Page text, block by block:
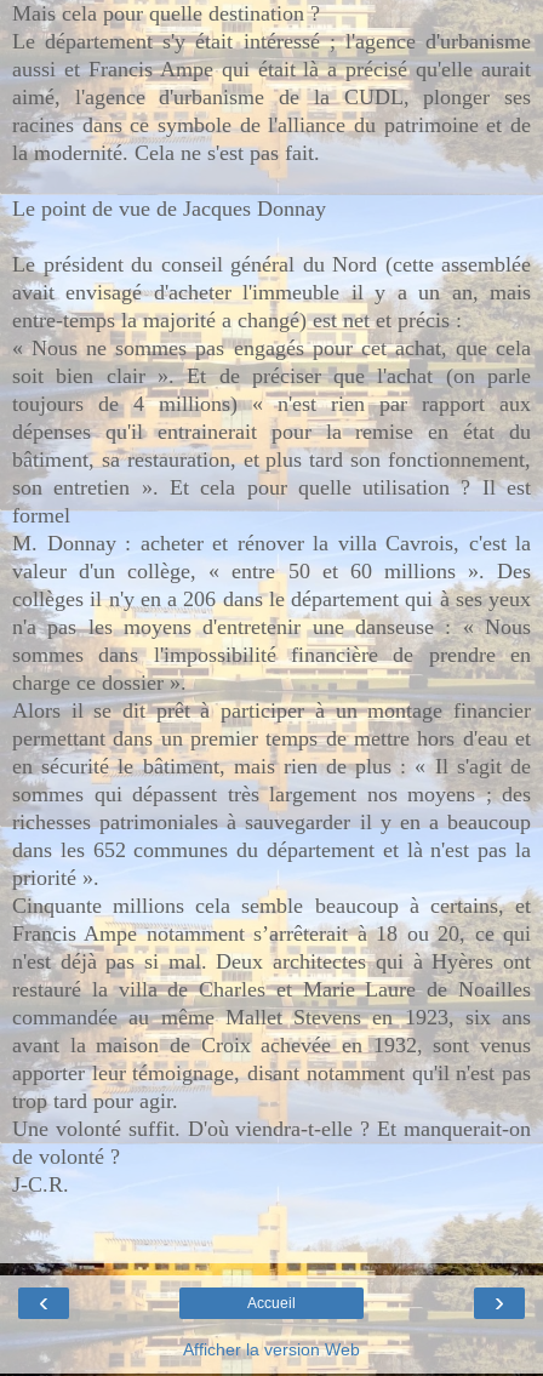
Mais cela pour quelle destination ?
Le département s'y était intéressé ; l'agence d'urbanisme
aussi et Francis Ampe qui était là a précisé qu'elle aurait
aimé, l'agence d'urbanisme de la CUDL, plonger ses
racines dans ce symbole de l'alliance du patrimoine et de
la modernité. Cela ne s'est pas fait.
Le point de vue de Jacques Donnay
Le président du conseil général du Nord (cette assemblée
avait envisagé d'acheter l'immeuble il y a un an, mais
entre-temps la majorité a changé) est net et précis :
« Nous ne sommes pas engagés pour cet achat, que cela
soit bien clair ». Et de préciser que l'achat (on parle
toujours de 4 millions) « n'est rien par rapport aux
dépenses qu'il entrainerait pour la remise en état du
bâtiment, sa restauration, et plus tard son fonctionnement,
son entretien ». Et cela pour quelle utilisation ? Il est
formel
M. Donnay : acheter et rénover la villa Cavrois, c'est la
valeur d'un collège, « entre 50 et 60 millions ». Des
collèges il n'y en a 206 dans le département qui à ses yeux
n'a pas les moyens d'entretenir une danseuse : « Nous
sommes dans l'impossibilité financière de prendre en
charge ce dossier ».
Alors il se dit prêt à participer à un montage financier
permettant dans un premier temps de mettre hors d'eau et
en sécurité le bâtiment, mais rien de plus : « Il s'agit de
sommes qui dépassent très largement nos moyens ; des
richesses patrimoniales à sauvegarder il y en a beaucoup
dans les 652 communes du département et là n'est pas la
priorité ».
Cinquante millions cela semble beaucoup à certains, et
Francis Ampe notamment s’arrêterait à 18 ou 20, ce qui
n'est déjà pas si mal. Deux architectes qui à Hyères ont
restauré la villa de Charles et Marie Laure de Noailles
commandée au même Mallet Stevens en 1923, six ans
avant la maison de Croix achevée en 1932, sont venus
apporter leur témoignage, disant notamment qu'il n'est pas
trop tard pour agir.
Une volonté suffit. D'où viendra-t-elle ? Et manquerait-on
de volonté ?
J-C.R.
‹ ›
Accueil
Afficher la version Web